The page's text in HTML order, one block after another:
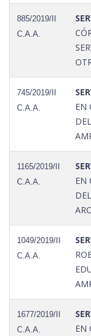
885/2019/II
C.A.A.
745/2019/II
C.A.A.
EN
1165/2019/II
C.A.A.
EN
1049/2019/II
C.A.A.
1677/2019/II
C.A.A.
EN